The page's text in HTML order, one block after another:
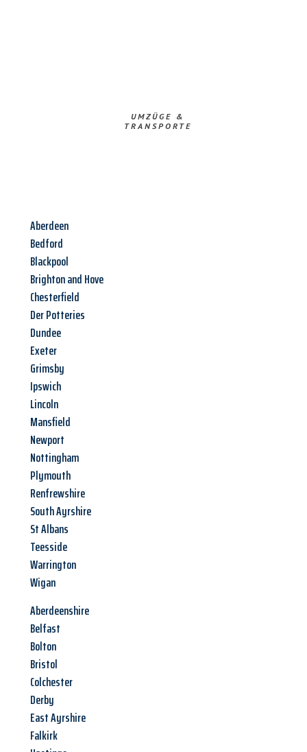
UMZÜGE &
TRANSPORTE
Aberdeen
Bedford
Blackpool
Brighton and Hove
Chesterfield
Der Potteries
Dundee
Exeter
Grimsby
Ipswich
Lincoln
Mansfield
Newport
Nottingham
Plymouth
Renfrewshire
South Ayrshire
St Albans
Teesside
Warrington
Wigan
Aberdeenshire
Belfast
Bolton
Bristol
Colchester
Derby
East Ayrshire
Falkirk